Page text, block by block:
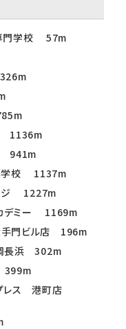
専門学校 57m
1136m
941m
学校 1137m
ジ 1227m
デミー 1169m
手門ビル店 196m
長浜 302m
399m
プレス 港町店